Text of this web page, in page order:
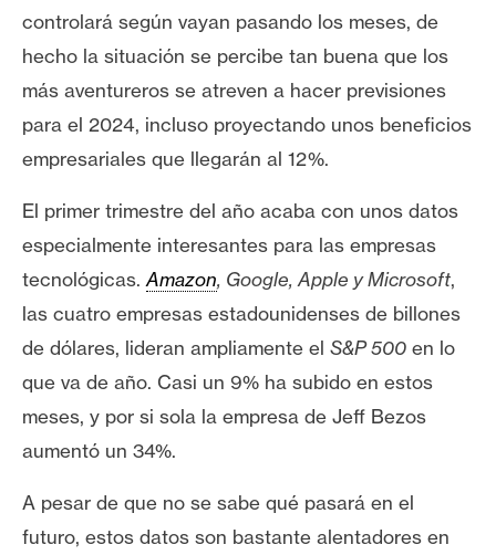
T
e
m
s
R
e
c
r
s
o
s
C
o
controlará según vayan pasando los meses, de
hecho la situación se percibe tan buena que los
más aventureros se atreven a hacer previsiones
para el 2024, incluso proyectando unos beneficios
empresariales que llegarán al 12%.
El primer trimestre del año acaba con unos datos
especialmente interesantes para las empresas
tecnológicas. Amazon, Google, Apple y Microsoft,
las cuatro empresas estadounidenses de billones
de dólares, lideran ampliamente el S&P 500 en lo
que va de año. Casi un 9% ha subido en estos
meses, y por si sola la empresa de Jeff Bezos
aumentó un 34%.
A pesar de que no se sabe qué pasará en el
futuro, estos datos son bastante alentadores en